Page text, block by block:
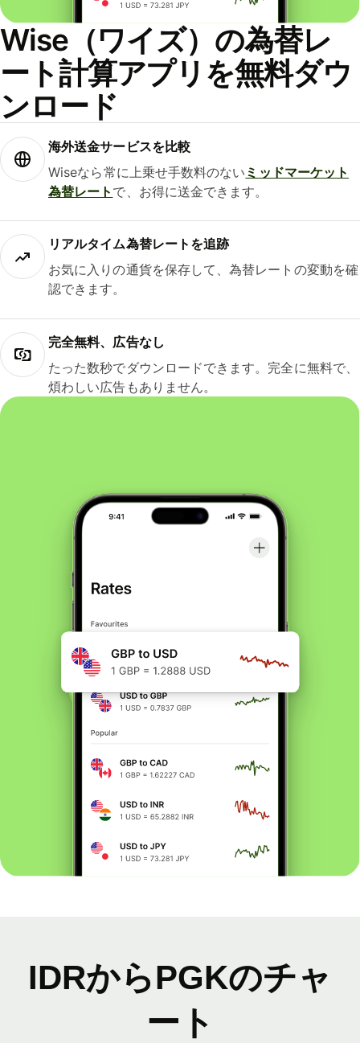
Wise（ワイズ）の為替レ
ート計算アプリを無料ダウ
ンロード
海外送金サービスを比較
Wiseなら常に上乗せ手数料のない ミッドマーケット
為替レート で、お得に送金できます。
リアルタイム為替レートを追跡
お気に入りの通貨を保存して、為替レートの変動を確
認できます。
完全無料、広告なし
たった数秒でダウンロードできます。完全に無料で、
煩わしい広告もありません。
IDRからPGKのチャ
ート